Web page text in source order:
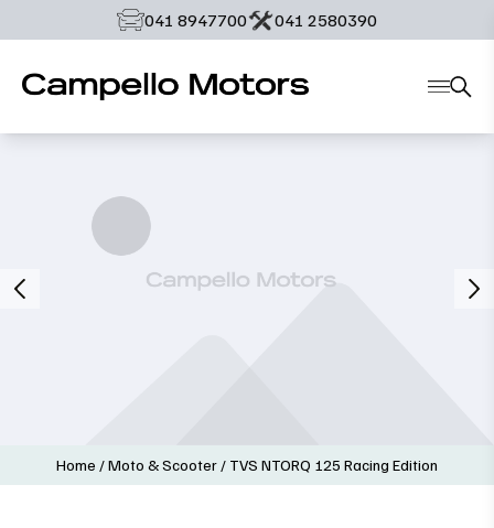
‭041 8947700‬ ‭041 2580390‬
Home /Moto & Scooter / TVS NTORQ 125 Racing Edition